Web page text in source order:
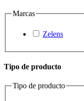
Marcas
Zelens
Tipo de producto
Tipo de producto